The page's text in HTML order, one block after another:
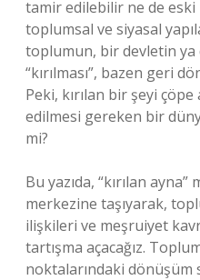
tamir edilebilir ne de
toplumsal ve siyasal
toplumun, bir devletin
“kırılması”, bazen geri
Peki, kırılan bir şeyi
edilmesi gereken bir
mi?
Bu yazıda, “kırılan
merkezine taşıyarak,
ilişkileri ve meşruiyet
tartışma açacağız.
noktalarındaki dönüşüm